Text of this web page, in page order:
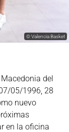
©Valencia Basket
del
05/1996, 28
nuevo
en la oficina